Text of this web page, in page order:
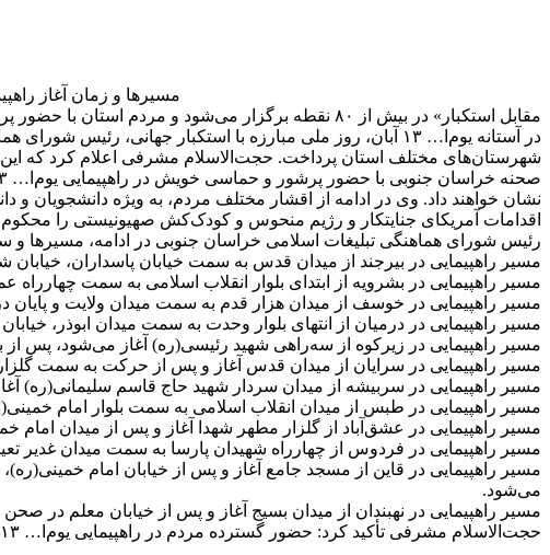
مقابل استکبار» در بیش از ۸۰ نقطه برگزار می‌شود و مردم استان با حضور پرشور خود، بار دیگر بر وحدت، همبستگی و روحیه ظلم‌ستیزی تأکید خواهند کرد.
در آستانه یوم‌ا… ۱۳ آبان، روز ملی مبارزه با استکبار
نشان خواهند داد. وی در ادامه از اقشار مختلف مردم، به ویژه دانشجویان و
اقدامات آمریکای جنایتکار و رژیم منحوس و کودک‌کش صهیونیستی را محکوم
رئیس شورای هماهنگی تبلیغات اسلامی خراسان جنوبی در ادامه، مسیرها و
مسیر راهپیمایی در بیرجند از میدان قدس به سمت خیابان پاسداران، خیابان شهید
مسیر راهپیمایی در بشرویه از ابتدای بلوار انقلاب اسلامی به سمت چهارراه
مسیر راهپیمایی در خوسف از میدان هزار قدم به سمت میدان ولایت و پایان در حسینیه
مسیر راهپیمایی در درمیان از انتهای بلوار وحدت به سمت میدان ابوذر، خیابان امام
مسیر راهپیمایی در زیرکوه از سه‌راهی شهید رئیسی(ره) آغاز می‌شود، پس از بلوار امام
مسیر راهپیمایی در سرایان از میدان قدس آغاز و پس از حرکت به سمت گلزار
مسیر راهپیمایی در سربیشه از میدان سردار شهید حاج قاسم سلیمانی(ره) آغاز و
مسیر راهپیمایی در طبس از میدان انقلاب اسلامی به سمت بلوار امام خمینی(ره) و
مسیر راهپیمایی در عشق‌آباد از گلزار مطهر شهدا آغاز و پس از میدان امام خمینی(ره)
مسیر راهپیمایی در فردوس از چهارراه شهیدان پارسا به سمت میدان غدیر تعیین
می‌شود.
مسیر راهپیمایی در نهبندان از میدان بسیج آغاز و پس از خیابان معلم در صحن فاطمیه
حجت‌الاسلام مشرفی تأکید کرد: حضور گسترده مردم در راهپیمایی یوم‌ا… ۱۳ آبان نماد حق‌طلبی، ظلم‌ستیزی و نمایش وحدت ملت ایران در برابر استکبار جهانی است.